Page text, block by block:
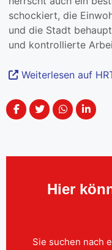
schockiert, die
und die Stadt
und kontrollierte
Weiterlesen auf
Hier
Sie suchen nach